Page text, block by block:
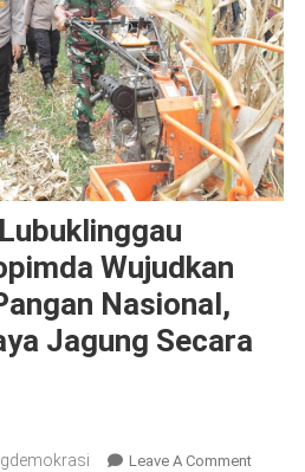
Wujudkan
Nasional,
Jagung Secara
Leave A CommentOn